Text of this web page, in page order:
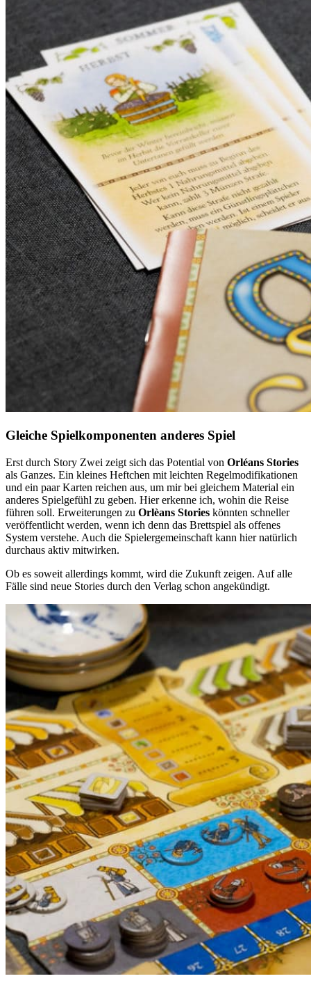
Gleiche Spielkomponenten anderes Spiel
Erst durch Story Zwei zeigt sich das Potential von Orléans Stories
als Ganzes. Ein kleines Heftchen mit leichten Regelmodifikationen
und ein paar Karten reichen aus, um mir bei gleichem Material ein
anderes Spielgefühl zu geben. Hier erkenne ich, wohin die Reise
führen soll. Erweiterungen zu Orlèans Stories könnten schneller
veröffentlicht werden, wenn ich denn das Brettspiel als offenes
System verstehe. Auch die Spielergemeinschaft kann hier natürlich
durchaus aktiv mitwirken.
Ob es soweit allerdings kommt, wird die Zukunft zeigen. Auf alle
Fälle sind neue Stories durch den Verlag schon angekündigt.